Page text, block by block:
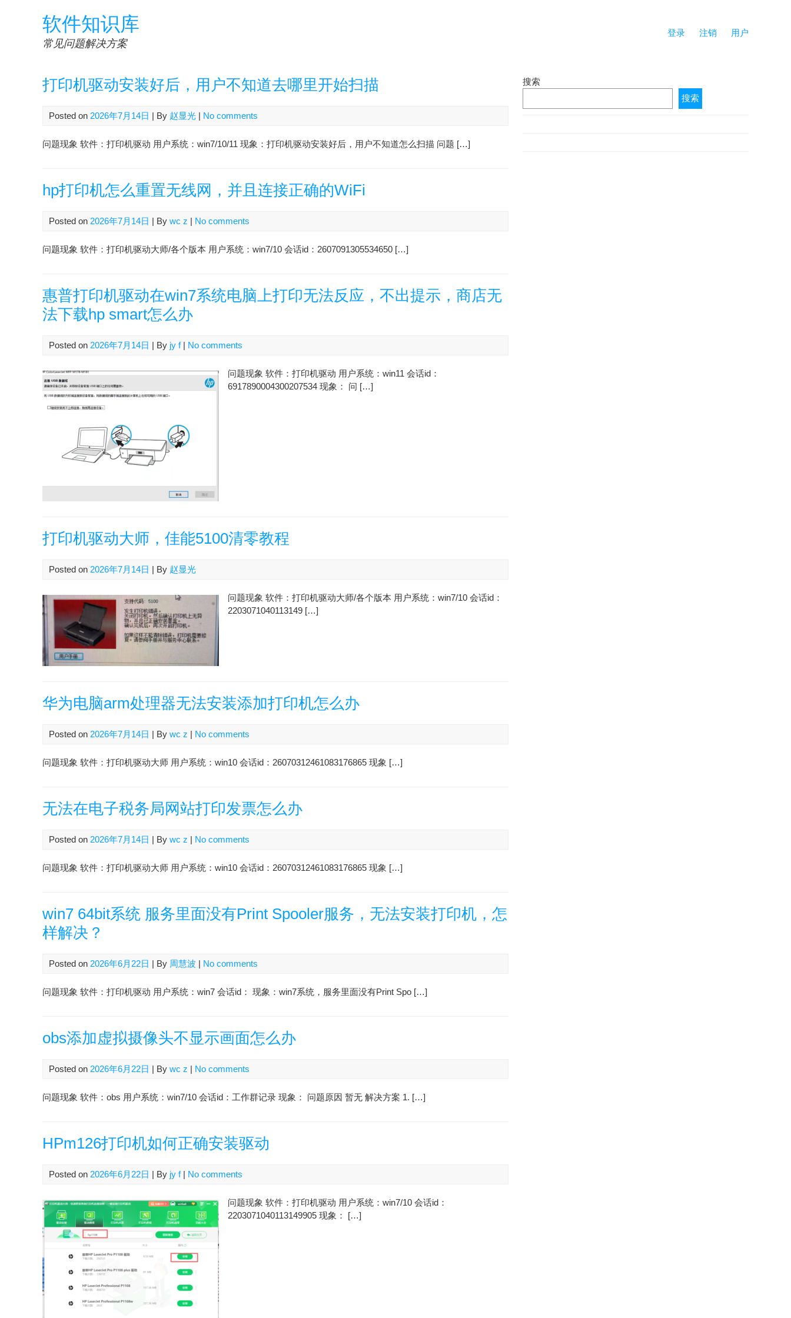
软件知识库
常见问题解决方案
登录 注销 用户
打印机驱动安装好后，用户不知道去哪里开始扫描
Posted on 2026年7月14日 | By 赵显光 | No comments
问题现象 软件：打印机驱动 用户系统：win7/10/11 现象：打印机驱动安装好后，用户不知道怎么扫描 问题 […]
hp打印机怎么重置无线网，并且连接正确的WiFi
Posted on 2026年7月14日 | By wc z | No comments
问题现象 软件：打印机驱动大师/各个版本 用户系统：win7/10 会话id：2607091305534650 […]
惠普打印机驱动在win7系统电脑上打印无法反应，不出提示，商店无
法下载hp smart怎么办
Posted on 2026年7月14日 | By jy f| No comments
问题现象 软件：打印机驱动 用户系统：win11 会话id：
6917890004300207534 现象： 问 […]
打印机驱动大师，佳能5100清零教程
Posted on 2026年7月14日 | By 赵显光
问题现象 软件：打印机驱动大师/各个版本 用户系统：win7/10 会话id：
2203071040113149 […]
华为电脑arm处理器无法安装添加打印机怎么办
Posted on 2026年7月14日 | By wc z | No comments
问题现象 软件：打印机驱动大师 用户系统：win10 会话id：26070312461083176865 现象 […]
无法在电子税务局网站打印发票怎么办
Posted on 2026年7月14日 | By wc z | No comments
问题现象 软件：打印机驱动大师 用户系统：win10 会话id：26070312461083176865 现象 […]
win7 64bit系统 服务里面没有Print Spooler服务，无法安装打印机，怎
样解决？
Posted on 2026年6月22日 | By 周慧波 | No comments
问题现象 软件：打印机驱动 用户系统：win7 会话id： 现象：win7系统，服务里面没有Print Spo […]
obs添加虚拟摄像头不显示画面怎么办
Posted on 2026年6月22日 | By wc z | No comments
问题现象 软件：obs 用户系统：win7/10 会话id：工作群记录 现象： 问题原因 暂无 解决方案 1. […]
HPm126打印机如何正确安装驱动
Posted on 2026年6月22日 | By jy f| No comments
问题现象 软件：打印机驱动 用户系统：win7/10 会话id：
2203071040113149905 现象： […]
搜索
搜索